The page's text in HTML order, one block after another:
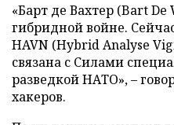
«Барт де Вахтер (Bart
гибридной войне.
HAVN (Hybrid Analyse
связана с Силами
разведкой НАТО», –
хакеров.